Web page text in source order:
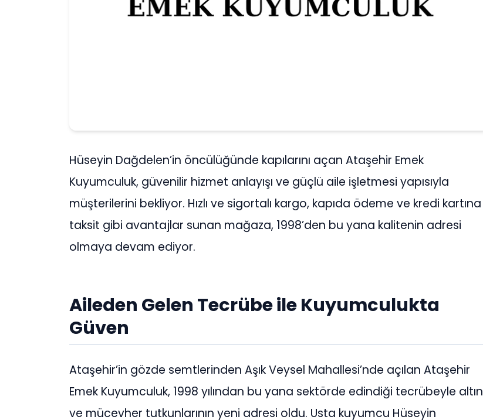
Hüseyin Dağdelen’in öncülüğünde kapılarını açan Ataşehir Emek
Kuyumculuk, güvenilir hizmet anlayışı ve güçlü aile işletmesi yapısıyla
müşterilerini bekliyor. Hızlı ve sigortalı kargo, kapıda ödeme ve kredi kartına
taksit gibi avantajlar sunan mağaza, 1998’den bu yana kalitenin adresi
olmaya devam ediyor.
Aileden Gelen Tecrübe ile Kuyumculukta
Güven
Ataşehir’in gözde semtlerinden Aşık Veysel Mahallesi’nde açılan Ataşehir
Emek Kuyumculuk, 1998 yılından bu yana sektörde edindiği tecrübeyle altın
ve mücevher tutkunlarının yeni adresi oldu. Usta kuyumcu Hüseyin